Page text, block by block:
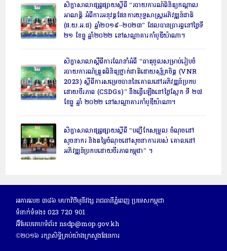
សិក្ខាសាលាផ្សព្វផ្សាយស្តីពី “របាយការណ៍ពិនិត្យកណ្តាល
អាណត្តិ អំពីការអនុវត្តផែនការយុទ្ធសាស្ត្រអភិវឌ្ឍន៍ជាតិ
(ផ.យ.អ.ជ) ឆ្នាំ២០១៩–២០២៣” ដែលបានប្រារព្ធនៅថ្ងៃទី
២១ ខែធ្នូ ឆ្នាំ២០២២ នៅសណ្ឋាគារកាំបូឌីយ៉ាណា។
សិក្ខាសាលាស្ដីពីការណែនាំអំពី “ធាតុចូលសម្រាប់រៀបចំ
របាយការណ៍ត្រួតពិនិត្យថ្នាក់ជាតិដោយស្ម័គ្រចិត្ត (VNR
2023) ស្ដីពីការសម្រេចបាននៃគោលដៅអភិវឌ្ឍន៍ប្រកប
ដោយចីរភាព (CSDGs)” នឹងធ្វើឡើងនៅថ្ងៃស្អែក ទី ២៧
ខែធ្នូ ឆ្នាំ ២០២២ នៅសណ្ឋាគារកាំបូឌីយ៉ាណា។
សិក្ខាសាលាផ្សព្វផ្សាយស្តីពី “បញ្ជីកែសម្រួល ចំណុចដៅ
សូចនាករ និងតម្លៃចំណុចដៅសូចនាការរបស់ គោលដៅ
អភិវឌ្ឍន៍ប្រកបដោយចីរភាពកម្ពុជា” ។
អគារលេខ ៣៨៦ មហាវិថីមុនីវង្ស រាជធានីភ្នំពេញ ប្រទេសកម្ពុជា
ទំនាក់ទំទង៖​ 023 720 901
អ៊ីមែលគេហទំព័រ៖ nsdp@mop.gov.kh
©២០១៦ រក្សាសិទ្ធិគ្រប់យ៉ាងក្រសួងផែនការ